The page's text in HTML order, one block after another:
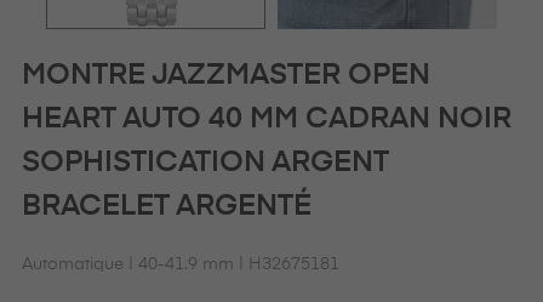
MONTRE JAZZMASTER OPEN
HEART AUTO 40 MM CADRAN NOIR
SOPHISTICATION ARGENT
BRACELET ARGENTÉ
Automatique | 40-41.9 mm | H32675181